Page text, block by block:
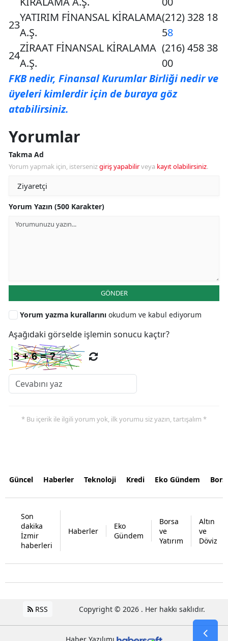
23
YATIRIM FİNANSAL KİRALAMA
A.Ş.
(212) 328 18
58
24
ZİRAAT FİNANSAL KİRALAMA
A.Ş.
(216) 458 38
00
FKB nedir, Finansal Kurumlar Birliği nedir ve
üyeleri kimlerdir için de buraya göz
atabilirsiniz.
Yorumlar
Takma Ad
Yorum yapmak için, istersenizgiriş yapabilirveya kayıt olabilirsiniz.
Yorum Yazın (500 Karakter)
GÖNDER
Yorum yazma kurallarını okudum ve kabul ediyorum
Aşağıdaki görselde işlemin sonucu kaçtır?
* Bu içerik ile ilgili yorum yok, ilk yorumu siz yazın, tartışalım *
Güncel Haberler Teknoloji Kredi Eko Gündem
Son
dakika
İzmir
haberleri
Haberler
Eko
Gündem
Borsa
ve
Yatırım
Altın
ve
Döviz
RSS Copyright © 2026 . Her hakkı saklıdır.